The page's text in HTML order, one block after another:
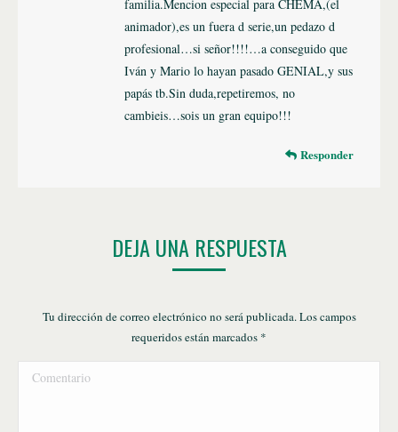
familia.Mencion especial para CHEMA,(el
animador),es un fuera d serie,un pedazo d
profesional…si señor!!!!…a conseguido que
Iván y Mario lo hayan pasado GENIAL,y sus
papás tb.Sin duda,repetiremos, no
cambieis…sois un gran equipo!!!
Responder
DEJA UNA RESPUESTA
Tu dirección de correo electrónico no será publicada. Los campos
requeridos están marcados *
Comentario